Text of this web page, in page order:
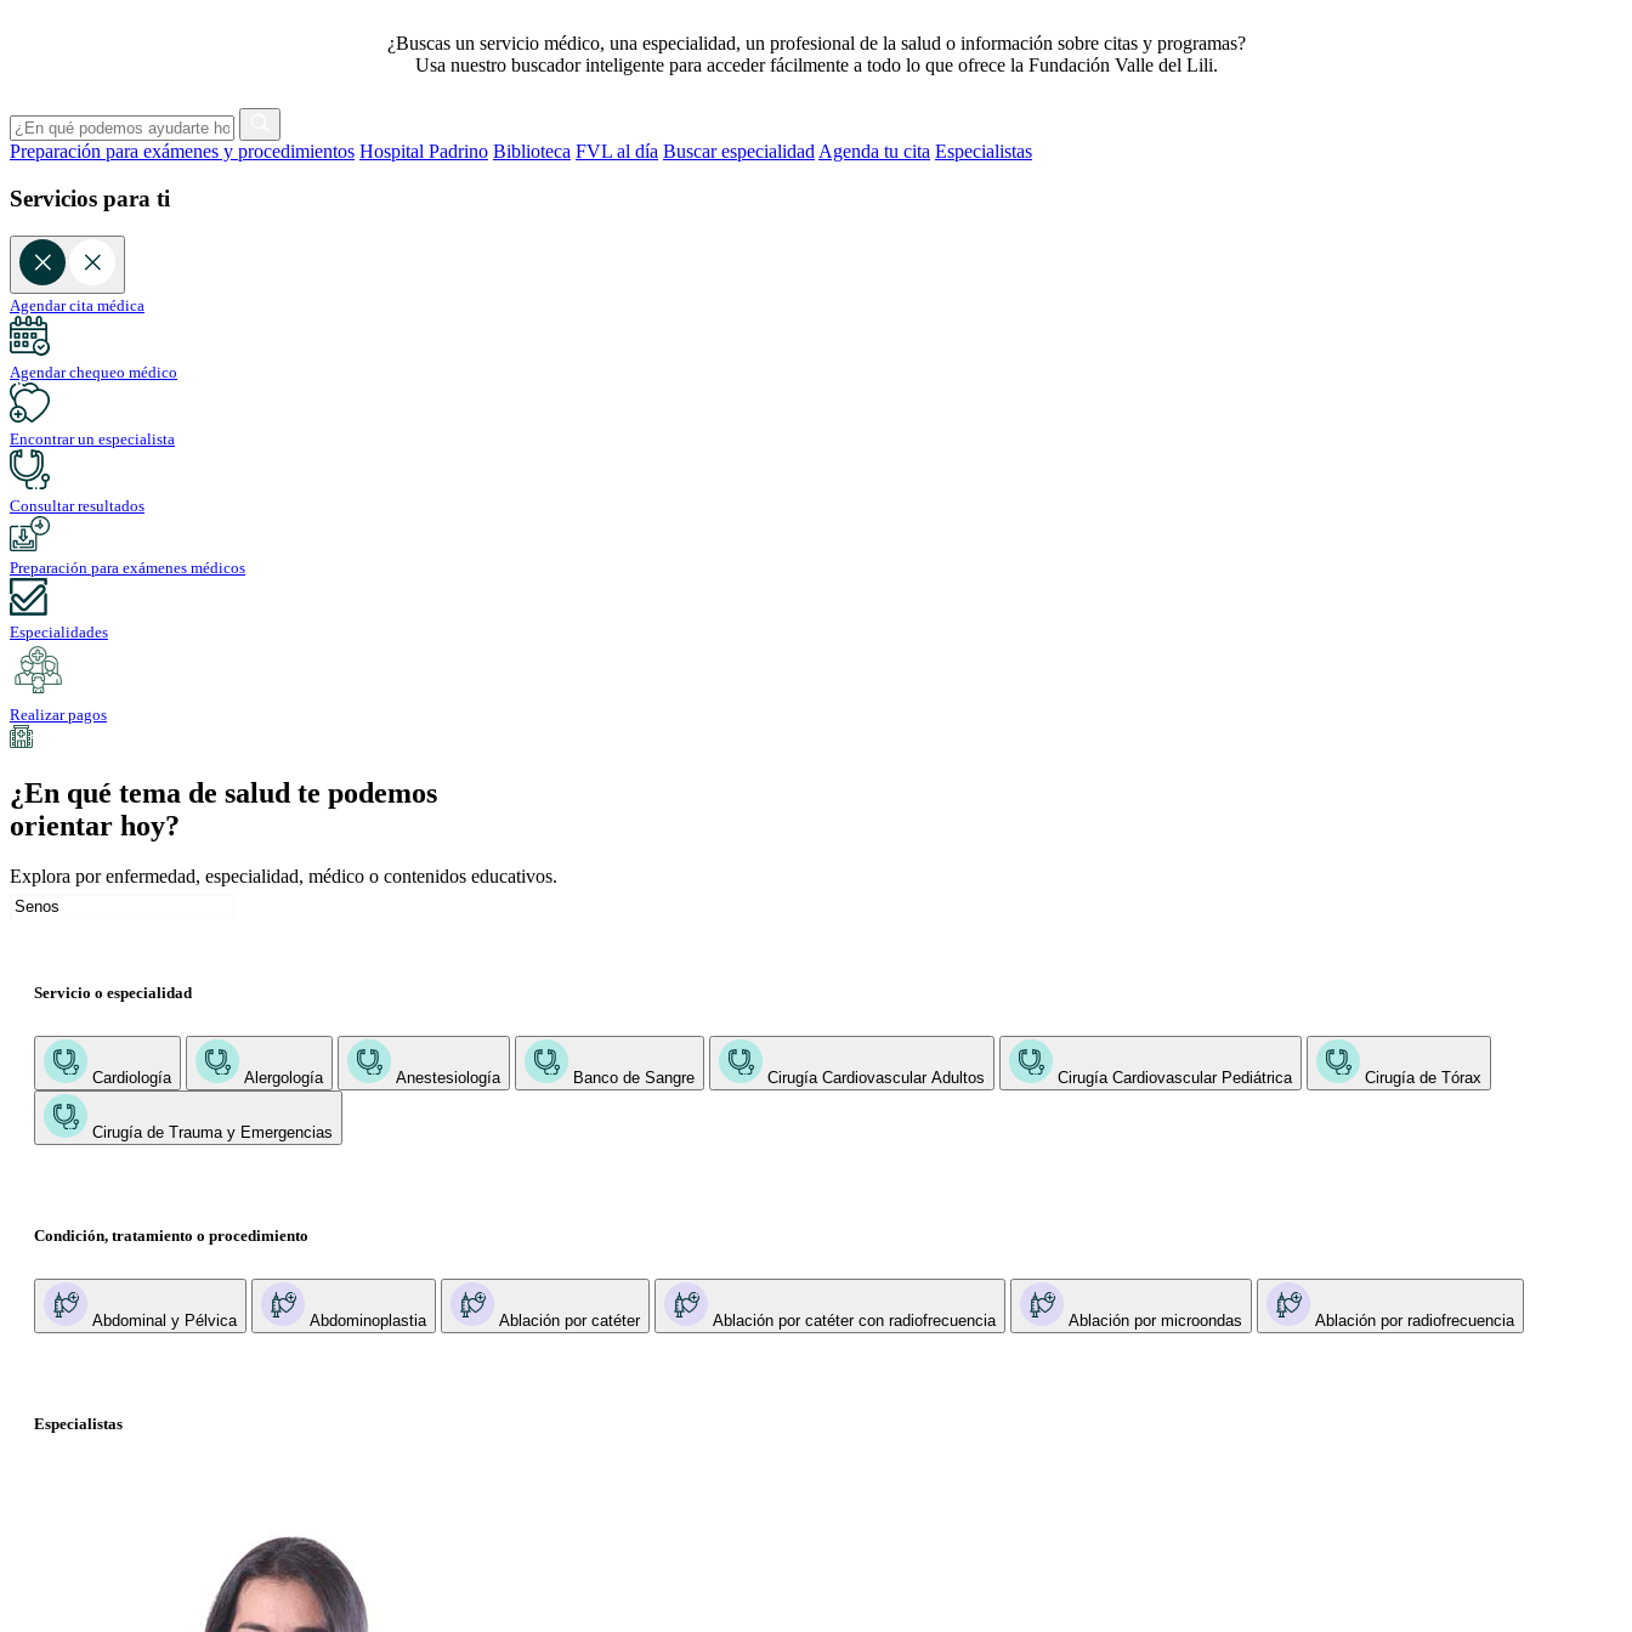
¿Buscas un servicio médico, una especialidad, un profesional de la salud o información sobre citas y programas?
Usa nuestro buscador inteligente para acceder fácilmente a todo lo que ofrece la Fundación Valle del Lili.
Preparación para exámenes y procedimientos Hospital Padrino Biblioteca FVL al día Buscar especialidad Agenda tu cita Especialistas
Servicios para ti
Agendar cita médica
Agendar chequeo médico
Encontrar un especialista
Consultar resultados
Preparación para exámenes médicos
Especialidades
Realizar pagos
¿En qué tema de salud te podemos
orientar hoy?
Explora por enfermedad, especialidad, médico o contenidos educativos.
Servicio o especialidad
Cardiología Alergología Anestesiología Banco de Sangre Cirugía Cardiovascular Adultos Cirugía Cardiovascular Pediátrica Cirugía de Tórax
Cirugía de Trauma y Emergencias
Condición, tratamiento o procedimiento
Abdominal y Pélvica Abdominoplastia Ablación por catéter Ablación por catéter con radiofrecuencia Ablación por microondas Ablación por radiofrecuencia
Especialistas